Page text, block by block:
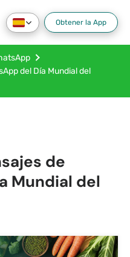
Obtener la App
del Día Mundial del
de
Mundial del